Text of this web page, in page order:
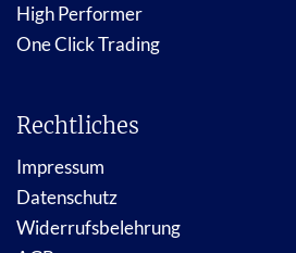
High Performer
One Click Trading
Rechtliches
Impressum
Datenschutz
Widerrufsbelehrung